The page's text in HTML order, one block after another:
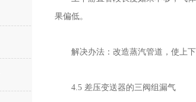
果偏低。
解决办法：改造蒸汽管道，使上下
4.5 差压变送器的三阀组漏气